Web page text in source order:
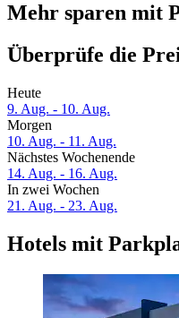
Mehr sparen mit
Überprüfe die
Heute
9. Aug. - 10. Aug.
Morgen
10. Aug. - 11. Aug.
Nächstes Wochenende
14. Aug. - 16. Aug.
In zwei Wochen
21. Aug. - 23. Aug.
Hotels mit